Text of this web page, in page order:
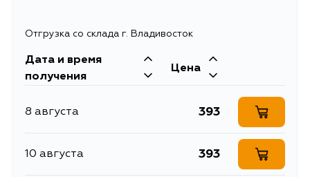
Отгрузка со склада г. Владивосток
Дата и время
получения
Цена
8 августа 393
10 августа 393